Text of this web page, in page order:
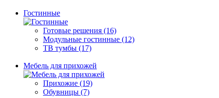
Гостинные
Готовые решения (16)
Модульные гостинные (12)
ТВ тумбы (17)
Мебель для прихожей
Прихожие (19)
Обувницы (7)